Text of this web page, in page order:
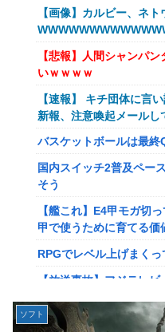
【艦これ】でもイベン
てクソだわ！
【衝撃】葬儀屋「火葬
主「直葬で(即答)」→結
イーロン・マスク「中
てるだけ」
【画像】このLINEでな
はモテない奴確定らし
な？？？？？？？
【動画】高校生さん、文
りあがり←なんかどっ
【NGS】LG5「レアレ
【アプグレも約束】
【ｗ】長年育てやっと
『ゼルダの伝説』ゼルダ
【画像】カルビー、ネ
【悲報】人間シャンパ
いｗｗｗｗ
【速報】 キチ団体に言
新報、注意喚起メール
バスケットボールは最終
国内スイッチ2普及ペー
そう
【艦これ】E4甲モガ切
甲で使うために育てる価
RPGでレベル上げまく
【放送事故】フジテレ
【悲報】坂口杏里を家に
ソフト